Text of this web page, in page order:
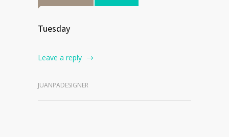
Tuesday
Leave a reply
JUANPADESIGNER